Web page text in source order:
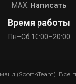
MAX: Написать
Время работы
Пн–Сб 10:00–20:00
(Sport4Team). Все